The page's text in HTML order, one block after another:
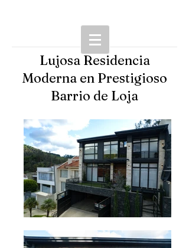
Lujosa Residencia
Moderna en Prestigioso
Barrio de Loja